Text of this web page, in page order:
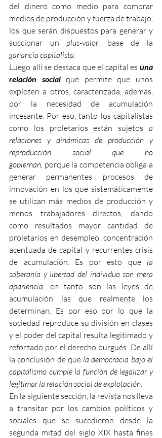
del dinero como medio para comprar
medios de producción y fuerza de trabajo,
los que serán dispuestos para generar y
succionar un plus-valor
ganancia capitalista
Luego allí se destaca que el capital es una
relación social que permite que unos
exploten a otros, caracterizada, además,
por la necesidad de acumulación
incesante. Por eso, tanto los capitalistas
como los proletarios están sujetos a
relaciones y dinámicas de producción y
reproducción social que no
gobiernan, porque la competencia obliga a
generar permanentes procesos de
innovación en los que sistemáticamente
se utilizan más medios de producción y
menos trabajadores directos, dando
como resultados mayor cantidad de
proletarios en desempleo, concentración
acentuada de capital y recurrentes crisis
de acumulación. Es por esto que la
soberanía y libertad del individuo son mera
apariencia , en tanto son las leyes de
acumulación las que realmente los
determinan. Es por eso por lo que la
sociedad reproduce su división en clases
y el poder del capital resulta legitimado y
reforzado por el derecho burgués. De allí
la conclusión de que la democracia bajo el
capitalismo cumple la función de legalizar y
legitimar la relación social de explotación.
En la siguiente sección, la revista nos lleva
a transitar por los cambios políticos y
sociales que se sucedieron desde la
segunda mitad del siglo XIX hasta fines